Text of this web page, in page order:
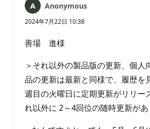
あ
り
せ
Anonymous
2024年7月22日 10:38
善場 進様
＞それ以外の製品版の更新、個人
品の更新は最新と同様で、履歴を
週目の火曜日に定期更新がリリー
れ以外に 2～4回位の随時更新があ